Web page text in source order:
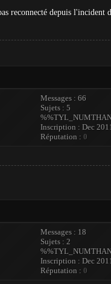
reconnecté depuis l'incident
Messages : 66
Sujets : 5
Inscription : Dec
Réputation : 0
Messages : 18
Sujets : 2
Inscription : Dec
Réputation : 0